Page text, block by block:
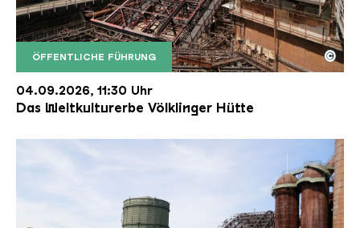
ÖFFENTLICHE FÜHRUNG
Der Erzschrägaufzug der Völklinger Hütte mit
Copyright: Weltkulturerbe Völklinger Hütte | Karl
©
04.09.2026, 11:30 Uhr
Das Weltkulturerbe Völklinger Hütte